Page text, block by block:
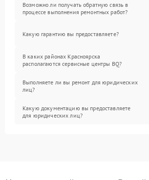
Возможно ли получать обратную связь в
процессе выполнения ремонтных работ?
Какую гарантию вы предоставляете?
В каких районах Красноярска
располагаются сервисные центры BQ?
Выполняете ли вы ремонт для юридических
лиц?
Какую документацию вы предоставляете
для юридических лиц?